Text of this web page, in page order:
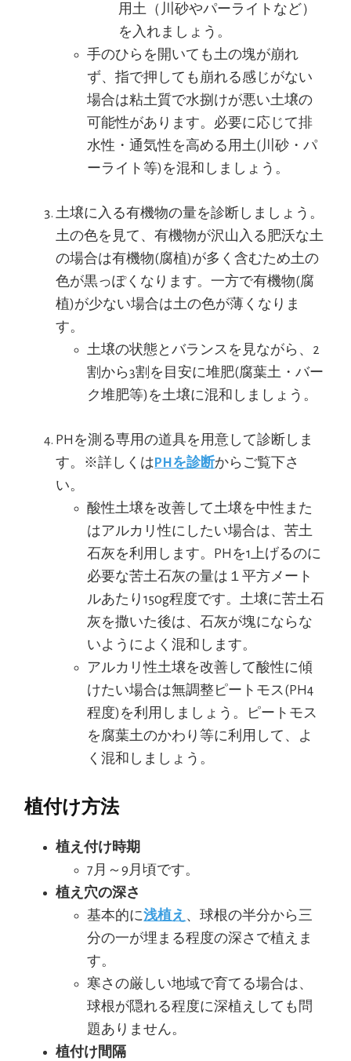
用土（川砂やパーライトなど）
を入れましょう。
手のひらを開いても土の塊が崩れ
ず、指で押しても崩れる感じがない
場合は粘土質で水捌けが悪い土壌の
可能性があります。必要に応じて排
水性・通気性を高める用土(川砂・パ
ーライト等)を混和しましょう。
土壌に入る有機物の量を診断しましょう。
土の色を見て、有機物が沢山入る肥沃な土
の場合は有機物(腐植)が多く含むため土の
色が黒っぽくなります。一方で有機物(腐
植)が少ない場合は土の色が薄くなりま
す。
土壌の状態とバランスを見ながら、2
割から3割を目安に堆肥(腐葉土・バー
ク堆肥等)を土壌に混和しましょう。
PHを測る専用の道具を用意して診断しま
す。※詳しくは PHを診断からご覧下さ
い。
酸性土壌を改善して土壌を中性また
はアルカリ性にしたい場合は、苦土
石灰を利用します。PHを1上げるのに
必要な苦土石灰の量は１平方メート
ルあたり150g程度です。土壌に苦土石
灰を撒いた後は、石灰が塊にならな
いようによく混和します。
アルカリ性土壌を改善して酸性に傾
けたい場合は無調整ピートモス(PH4
程度)を利用しましょう。ピートモス
を腐葉土のかわり等に利用して、よ
く混和しましょう。
植付け方法
植え付け時期
7月～9月頃です。
植え穴の深さ
基本的に浅植え 、球根の半分から三
分の一が埋まる程度の深さで植えま
す。
寒さの厳しい地域で育てる場合は、
球根が隠れる程度に深植えしても問
題ありません。
植付け間隔